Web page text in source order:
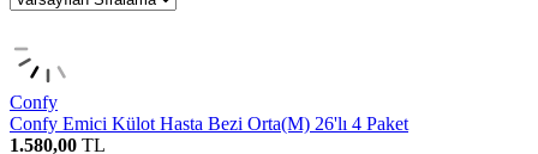
Confy
Confy Emici Külot Hasta Bezi Orta(M) 26'lı 4 Paket
1.580,00 TL